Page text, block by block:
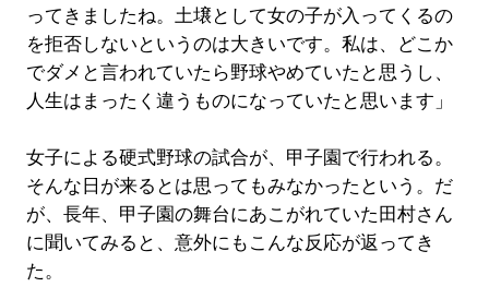
ってきましたね。土壌として女の子が入ってくるの
を拒否しないというのは大きいです。私は、どこか
でダメと言われていたら野球やめていたと思うし、
人生はまったく違うものになっていたと思います」
女子による硬式野球の試合が、甲子園で行われる。
そんな日が来るとは思ってもみなかったという。だ
が、長年、甲子園の舞台にあこがれていた田村さん
に聞いてみると、意外にもこんな反応が返ってき
た。